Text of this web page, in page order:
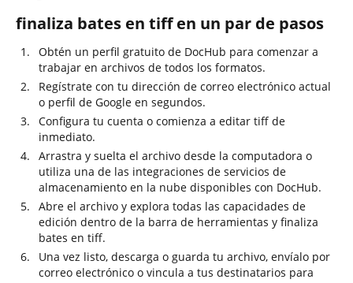
finaliza bates en tiff en un par de pasos
Obtén un perfil gratuito de DocHub para comenzar a
trabajar en archivos de todos los formatos.
Regístrate con tu dirección de correo electrónico actual
o perfil de Google en segundos.
Configura tu cuenta o comienza a editar tiff de
inmediato.
Arrastra y suelta el archivo desde la computadora o
utiliza una de las integraciones de servicios de
almacenamiento en la nube disponibles con DocHub.
Abre el archivo y explora todas las capacidades de
edición dentro de la barra de herramientas y finaliza
bates en tiff.
Una vez listo, descarga o guarda tu archivo, envíalo por
correo electrónico o vincula a tus destinatarios para